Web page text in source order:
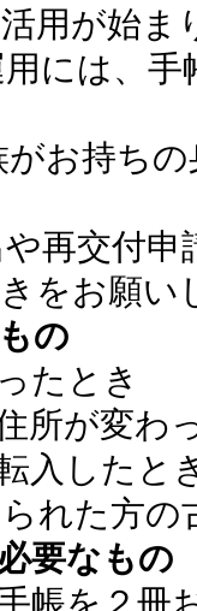
用が始ま
には、手
お持ちの
再交付申
をお願い
の
たとき
所が変わ
入したと
れた方の
要なもの
帳を２冊